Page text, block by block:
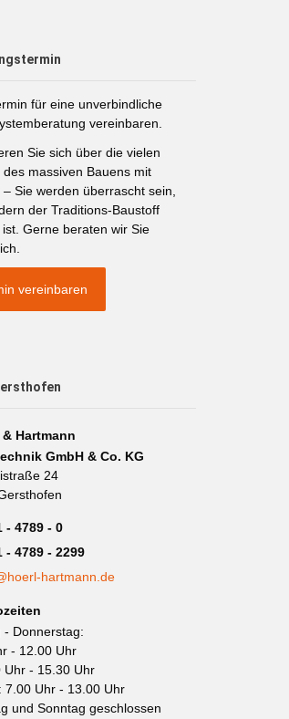
für eine unverbindliche
vereinbaren.
Sie sich über die vielen
des massiven Bauens mit
Sie werden überrascht sein,
der Traditions-Baustoff
Gerne beraten wir Sie
vereinbaren
& Hartmann
GmbH & Co. KG
24
- 4789 - 0
- 4789 - 2299
hartmann.de
- Donnerstag:
- 12.00 Uhr
Uhr - 15.30 Uhr
7.00 Uhr - 13.00 Uhr
und Sonntag geschlossen